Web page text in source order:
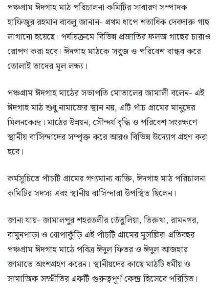
পঞ্চগ্রাম ঈদগাহ মাঠ পরিচালনা কমিটির সাধারণ সম্পাদক
হাফিজুর রহমান বাবলু জানান- প্রথম ধাপে শতাধিক দেবদারু গাছ
লাগানো হয়েছে। পর্যায়ক্রমে বিভিন্ন প্রজাতির ফলজ গাছের চারাও
রোপণ করা হবে। ঈদগাহ মাঠকে সবুজ ও পরিবেশ বান্ধব করে
তোলাই তাদের মূল লক্ষ্য।
পঞ্চগ্রাম ঈদগাহ মাঠের সভাপতি মোতালের জামালী বলেন- এই
ঈদগাহ মাঠ শুধু নামাজের স্থান নয়, এটি পাঁচ গ্রামের মানুষের
মিলনকেন্দ্র। মাঠের উন্নয়ন, সৌন্দর্য বৃদ্ধি ও পরিবেশ সংরক্ষণে
স্থানীয় বাসিন্দাদের সম্পৃক্ত করে আরও বিভিন্ন উদ্যোগ গ্রহণ করা
হবে।
কর্মসূচিতে পাঁচটি গ্রামের গণ্যমান্য ব্যক্তি, ঈদগাহ মাঠ পরিচালনা
কমিটির সদস্য এবং স্থানীয় বাসিন্দারা উপস্থিত ছিলেন।
জানা যায়- জামালপুর শহরতলীর তেঁতুলিয়া, তিরুথা, রামনগর,
বামুনপাড়া ও ধোপাকুঁড়ি এই পাঁচটি গ্রামের মুসল্লিরা প্রতিবছর
পঞ্চগ্রাম ঈদগাহ মাঠে পবিত্র ঈদুল ফিতর ও ঈদুল আজহার
জামাতে অংশগ্রহণ করেন। স্থানীয়দের কাছে মাঠটি ধর্মীয় ও
সামাজিক সম্প্রীতির একটি গুরুত্বপূর্ণ কেন্দ্র হিসেবে পরিচিত।